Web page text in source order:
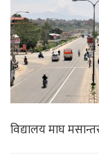
विद्यालय माघ